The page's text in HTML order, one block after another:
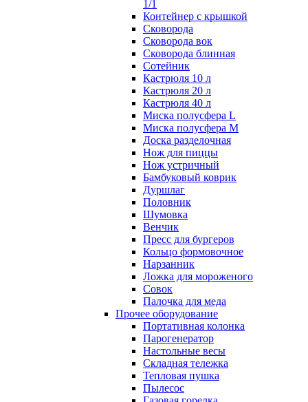
1/1
Контейнер с крышкой
Сковорода
Сковорода вок
Сковорода блинная
Сотейник
Кастрюля 10 л
Кастрюля 20 л
Кастрюля 40 л
Миска полусфера L
Миска полусфера M
Доска разделочная
Нож для пиццы
Нож устричный
Бамбуковый коврик
Дуршлаг
Половник
Шумовка
Венчик
Пресс для бургеров
Кольцо формовочное
Нарзанник
Ложка для мороженого
Совок
Палочка для меда
Прочее оборудование
Портативная колонка
Парогенератор
Настольные весы
Складная тележка
Тепловая пушка
Пылесос